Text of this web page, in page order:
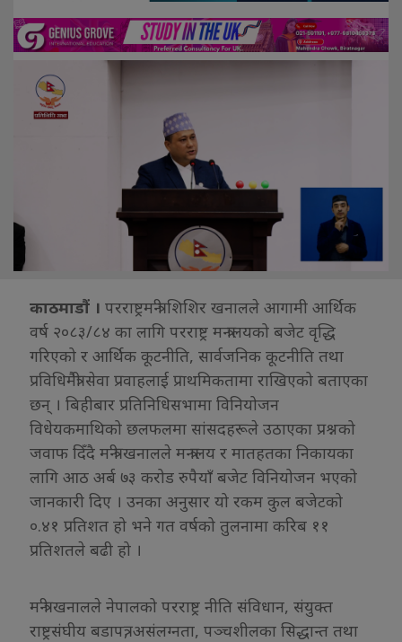
काठमाडौं । परराष्ट्रमन्त्री शिशिर खनालले आगामी आर्थिक
वर्ष २०८३/८४ का लागि परराष्ट्र मन्त्रालयको बजेट वृद्धि
गरिएको र आर्थिक कूटनीति, सार्वजनिक कूटनीति तथा
प्रविधिमैत्री सेवा प्रवाहलाई प्राथमिकतामा राखिएको बताएका
छन् । बिहीबार प्रतिनिधिसभामा विनियोजन
विधेयकमाथिको छलफलमा सांसदहरूले उठाएका प्रश्नको
जवाफ दिँदै मन्त्री खनालले मन्त्रालय र मातहतका निकायका
लागि आठ अर्ब ७३ करोड रुपैयाँ बजेट विनियोजन भएको
जानकारी दिए । उनका अनुसार यो रकम कुल बजेटको
०.४१ प्रतिशत हो भने गत वर्षको तुलनामा करिब ११
प्रतिशतले बढी हो ।
मन्त्री खनालले नेपालको परराष्ट्र नीति संविधान, संयुक्त
राष्ट्रसंघीय बडापत्र, असंलग्नता, पञ्चशीलका सिद्धान्त तथा